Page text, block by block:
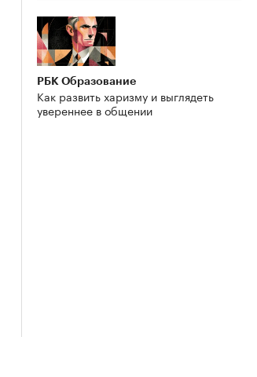
РБК Образование
Как развить харизму и выглядеть
увереннее в общении